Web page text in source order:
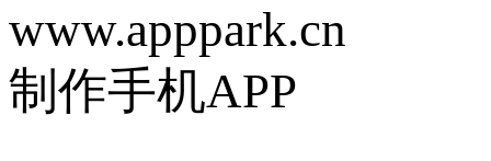
www.apppark.cn
制作手机APP